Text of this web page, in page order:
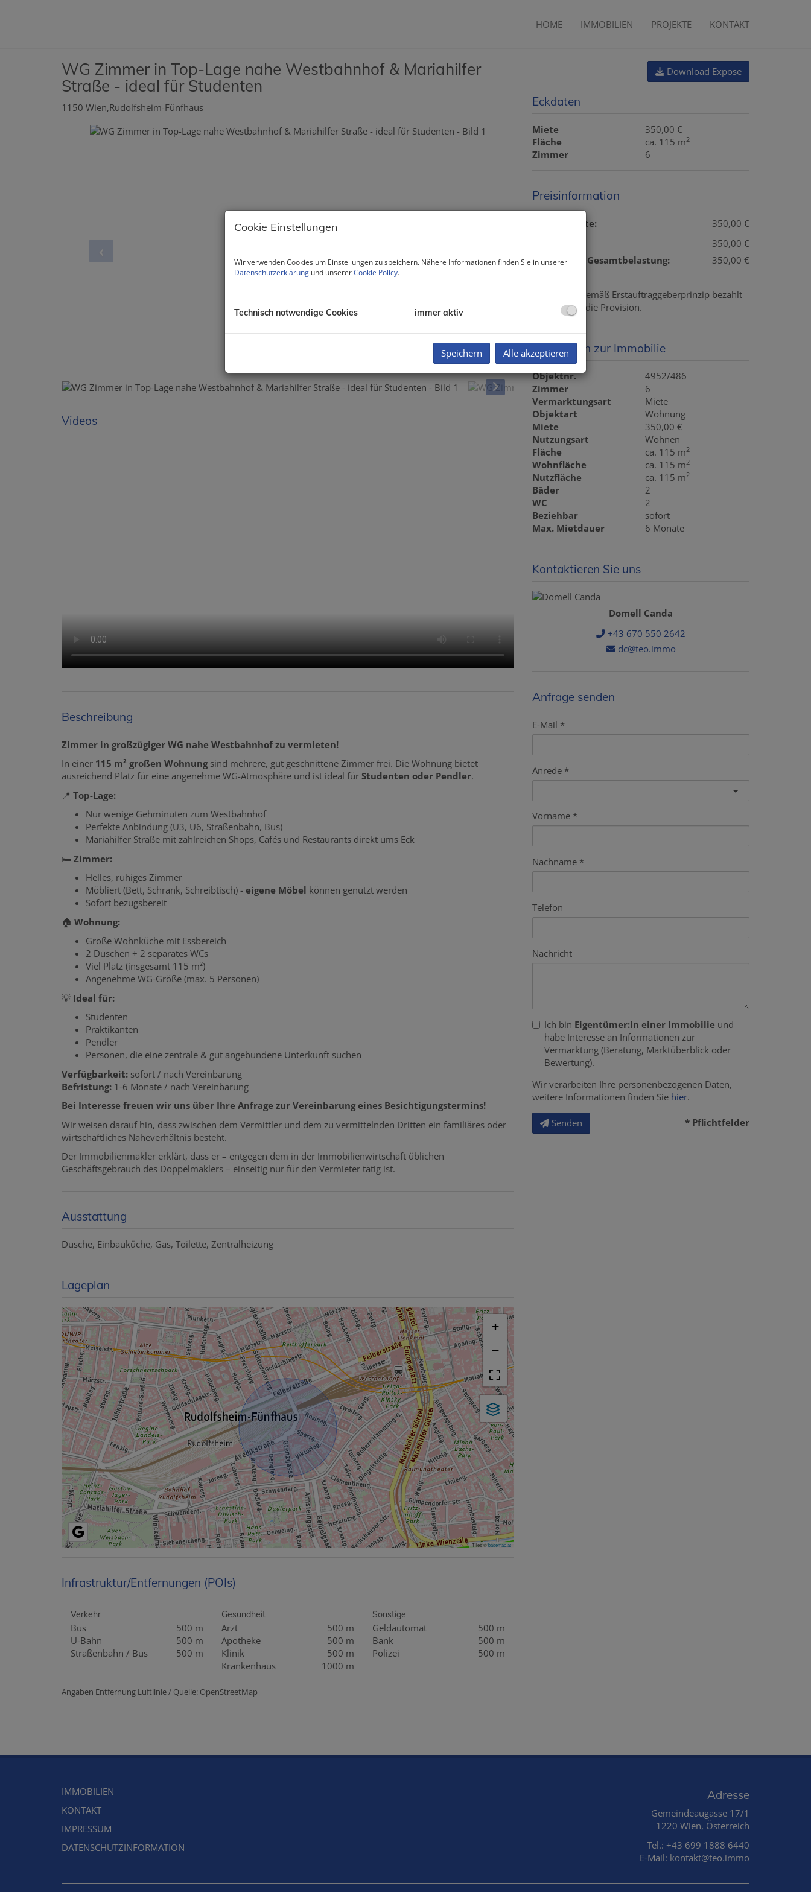
HOME IMMOBILIEN PROJEKTE KONTAKT
WG Zimmer in Top-Lage nahe Westbahnhof & Mariahilfer
Straße - ideal für Studenten
1150 Wien,Rudolfsheim-Fünfhaus
Videos
Beschreibung
Zimmer in großzügiger WG nahe Westbahnhof zu vermieten!
In einer 115 m² großen Wohnung sind mehrere, gut geschnittene Zimmer frei. Die Wohnung bietet
ausreichend Platz für eine angenehme WG-Atmosphäre und ist ideal für Studenten oder Pendler.
📍 Top-Lage:
Nur wenige Gehminuten zum Westbahnhof
Perfekte Anbindung (U3, U6, Straßenbahn, Bus)
Mariahilfer Straße mit zahlreichen Shops, Cafés und Restaurants direkt ums Eck
🛏 Zimmer:
Helles, ruhiges Zimmer
Möbliert (Bett, Schrank, Schreibtisch) - eigene Möbel können genutzt werden
Sofort bezugsbereit
🏠 Wohnung:
Große Wohnküche mit Essbereich
2 Duschen + 2 separates WCs
Viel Platz (insgesamt 115 m²)
Angenehme WG-Größe (max. 5 Personen)
💡 Ideal für:
Studenten
Praktikanten
Pendler
Personen, die eine zentrale & gut angebundene Unterkunft suchen
Verfügbarkeit: sofort / nach Vereinbarung
Befristung: 1-6 Monate / nach Vereinbarung
Bei Interesse freuen wir uns über Ihre Anfrage zur Vereinbarung eines Besichtigungstermins!
Wir weisen darauf hin, dass zwischen dem Vermittler und dem zu vermittelnden Dritten ein familiäres oder
wirtschaftliches Naheverhältnis besteht.
Der Immobilienmakler erklärt, dass er – entgegen dem in der Immobilienwirtschaft üblichen
Geschäftsgebrauch des Doppelmaklers – einseitig nur für den Vermieter tätig ist.
Ausstattung
Dusche Einbauküche Gas Toilette Zentralheizung
Lageplan
+
−
Tiles ©basemap.at
Infrastruktur/Entfernungen (POIs)
Verkehr
Bus
500 m
U-Bahn
500 m
Straßenbahn / Bus
500 m
Gesundheit
Arzt
500 m
Apotheke
500 m
Klinik
500 m
Krankenhaus
1000 m
Sonstige
Geldautomat
500 m
Bank
500 m
Polizei
500 m
Angaben Entfernung Luftlinie / Quelle: OpenStreetMap
Download Expose
Eckdaten
Miete
350,00 €
Fläche
ca. 115 m2
Zimmer 6
Preisinformation
Gesamtmiete:
350,00 €
Miete:
350,00 €
monatliche Gesamtbelastung:
350,00 €
Gemäß Erstauftraggeberprinzip bezahlt
der Abgeber die Provision.
Basisdaten zur Immobilie
Objektnr.
4952/486
Zimmer
6
Vermarktungsart
Miete
Objektart
Wohnung
Miete
350,00 €
Nutzungsart
Wohnen
Fläche
ca. 115 m2
Wohnfläche ca. 115 m2
Nutzfläche ca. 115 m2
Bäder
2
WC
2
Beziehbar
sofort
Max. Mietdauer
6 Monate
Kontaktieren Sie uns
Domell Canda
+43 670 550 2642
dc@teo.immo
Anfrage senden
E-Mail
Anrede
Vorname
Nachname
Telefon
Nachricht
Ich bin Eigentümer:in einer Immobilie und
habe Interesse an Informationen zur
Vermarktung (Beratung, Marktüberblick oder
Bewertung).
Wir verarbeiten Ihre personenbezogenen Daten,
weitere Informationen finden Sie hier.
Senden * Pflichtfelder
IMMOBILIEN
KONTAKT
IMPRESSUM
DATENSCHUTZINFORMATION
Adresse
Gemeindeaugasse 17/1
1220 Wien, Österreich
Tel.: +43 699 1888 6440
E-Mail: kontakt@teo.immo
Cookie Einstellungen
Wir verwenden Cookies um Einstellungen zu speichern. Nähere Informationen finden Sie in unserer
Datenschutzerklärung und unsererCookie Policy.
Technisch notwendige Cookies immer aktiv
Speichern Alle akzeptieren